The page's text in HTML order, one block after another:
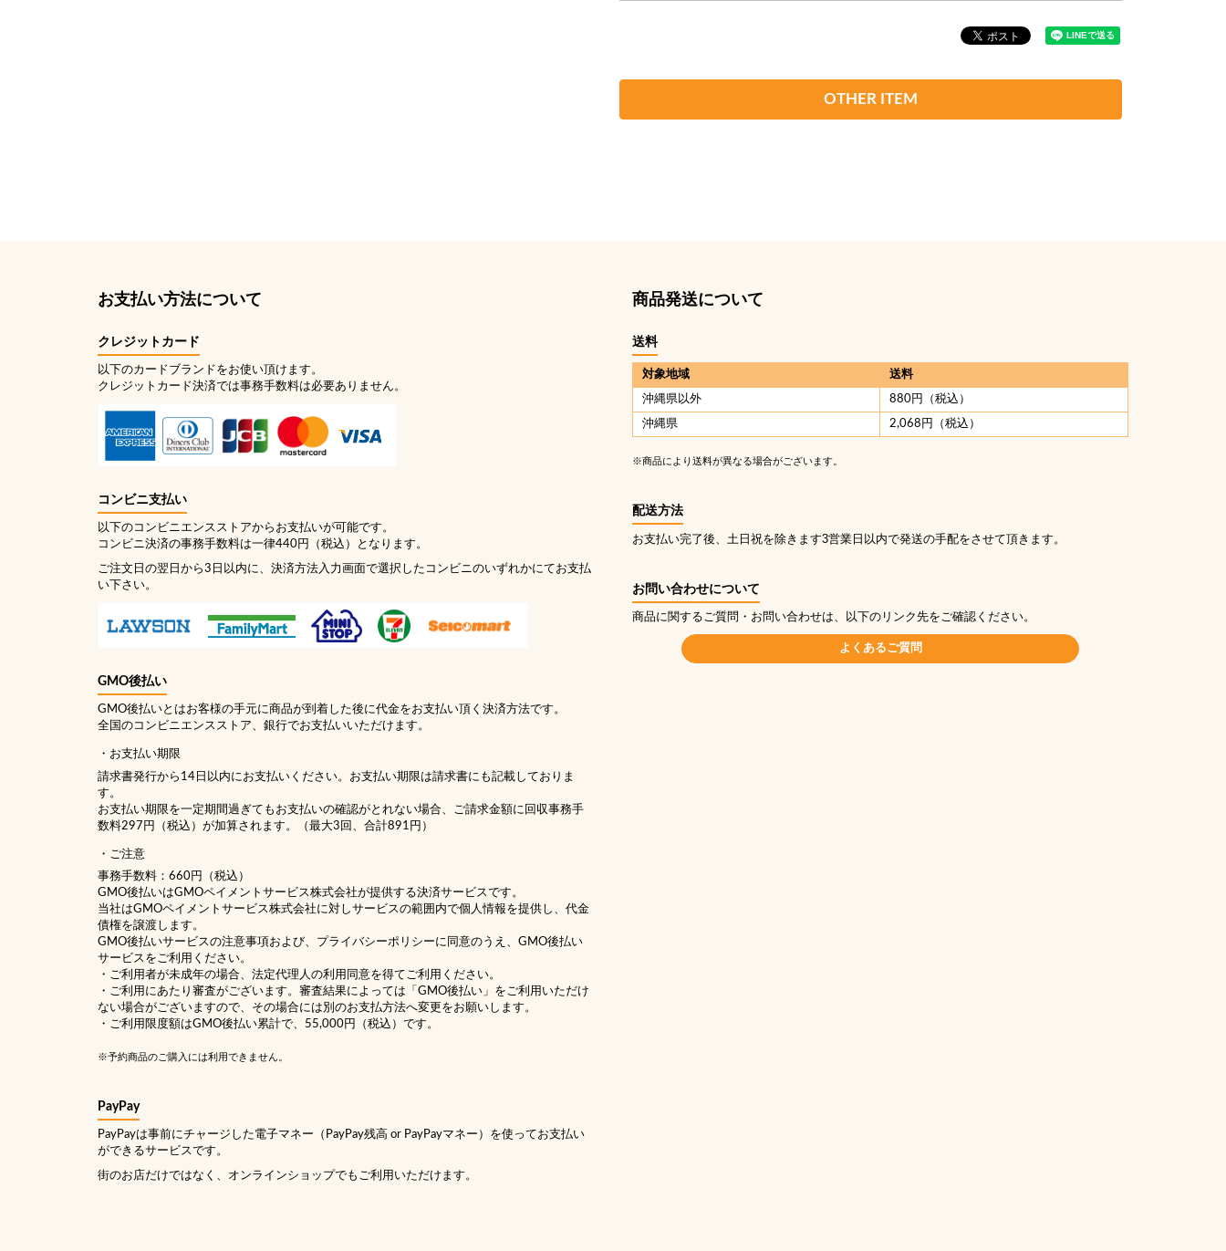
OTHER ITEM
お支払い方法について
クレジットカード
以下のカードブランドをお使い頂けます。
クレジットカード決済では事務手数料は必要ありません。
コンビニ支払い
以下のコンビニエンスストアからお支払いが可能です。
コンビニ決済の事務手数料は一律440円（税込）となります。
ご注文日の翌日から3日以内に、決済方法入力画面で選択したコンビニのいずれかにてお支払
い下さい。
GMO後払い
GMO後払いとはお客様の手元に商品が到着した後に代金をお支払い頂く決済方法です。
全国のコンビニエンスストア、銀行でお支払いいただけます。
お支払い期限
請求書発行から14日以内にお支払いください。お支払い期限は請求書にも記載しておりま
す。
お支払い期限を一定期間過ぎてもお支払いの確認がとれない場合、ご請求金額に回収事務手
数料297円（税込）が加算されます。（最大3回、合計891円）
ご注意
事務手数料：660円（税込）
GMO後払いはGMOペイメントサービス株式会社が提供する決済サービスです。
当社はGMOペイメントサービス株式会社に対しサービスの範囲内で個人情報を提供し、代金
債権を譲渡します。
GMO後払いサービスの注意事項および、 プライバシーポリシーに同意のうえ、GMO後払い
サービスをご利用ください。
・ご利用者が未成年の場合、法定代理人の利用同意を得てご利用ください。
・ご利用にあたり審査がございます。審査結果によっては「GMO後払い」をご利用いただけ
ない場合がございますので、その場合には別のお支払方法へ変更をお願いします。
・ご利用限度額はGMO後払い累計で、55,000円（税込）です。
※予約商品のご購入には利用できません。
PayPay
PayPayは事前にチャージした電子マネー（PayPay残高 or PayPayマネー）を使ってお支払い
ができるサービスです。
街のお店だけではなく、オンラインショップでもご利用いただけます。
商品発送について
送料
対象地域 送料
沖縄県以外 880円（税込）
沖縄県 2,068円（税込）
※商品により送料が異なる場合がございます。
配送方法
お支払い完了後、土日祝を除きます3営業日以内で発送の手配をさせて頂きます。
お問い合わせについて
商品に関するご質問・お問い合わせは、以下のリンク先をご確認ください。
よくあるご質問